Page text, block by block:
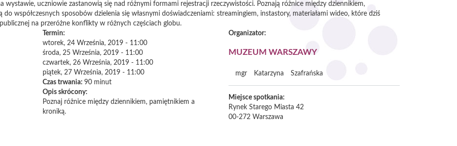
uczniowie zastanowią się nad różnymi formami rejestracji rzeczywistości. Poznają różnice między dziennikiem,
współczesnych sposobów dzielenia się własnymi doświadczeniami: streamingiem, instastory, materiałami wideo, które dziś
na przeróżne konflikty w różnych częściach globu.
Termin:
wtorek, 24 Września, 2019 - 11:00
środa, 25 Września, 2019 - 11:00
czwartek, 26 Września, 2019 - 11:00
piątek, 27 Września, 2019 - 11:00
Czas trwania: 90 minut
Opis skrócony:
Poznaj różnice między dziennikiem, pamiętnikiem a
kroniką.
Organizator:
MUZEUM WARSZAWY
mgr Katarzyna Szafrańska
Miejsce spotkania:
Rynek Starego Miasta 42
00-272 Warszawa